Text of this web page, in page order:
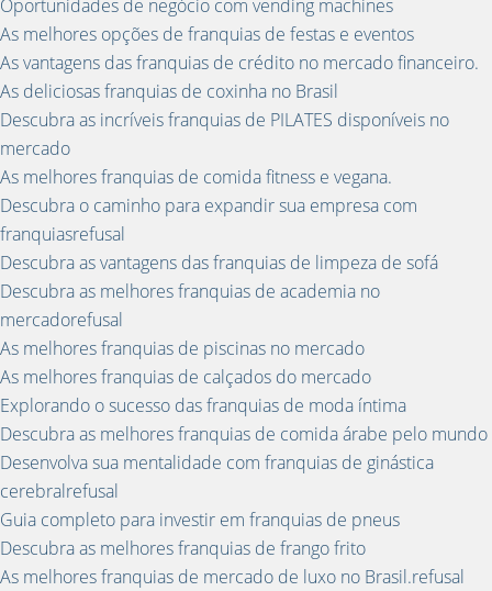
Oportunidades de negócio com vending machines
As melhores opções de franquias de festas e eventos
As vantagens das franquias de crédito no mercado financeiro.
As deliciosas franquias de coxinha no Brasil
Descubra as incríveis franquias de PILATES disponíveis no
mercado
As melhores franquias de comida fitness e vegana.
Descubra o caminho para expandir sua empresa com
franquiasrefusal
Descubra as vantagens das franquias de limpeza de sofá
Descubra as melhores franquias de academia no
mercadorefusal
As melhores franquias de piscinas no mercado
As melhores franquias de calçados do mercado
Explorando o sucesso das franquias de moda íntima
Descubra as melhores franquias de comida árabe pelo mundo
Desenvolva sua mentalidade com franquias de ginástica
cerebralrefusal
Guia completo para investir em franquias de pneus
Descubra as melhores franquias de frango frito
As melhores franquias de mercado de luxo no Brasil.refusal